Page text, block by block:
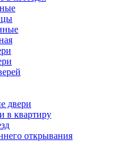
двери
в квартиру
открывания